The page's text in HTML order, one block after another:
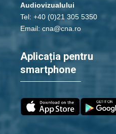
Audiovizualului
Tel: +40 (0)21 305 5350
Email: cna@cna.ro
Aplicația pentru
smartphone